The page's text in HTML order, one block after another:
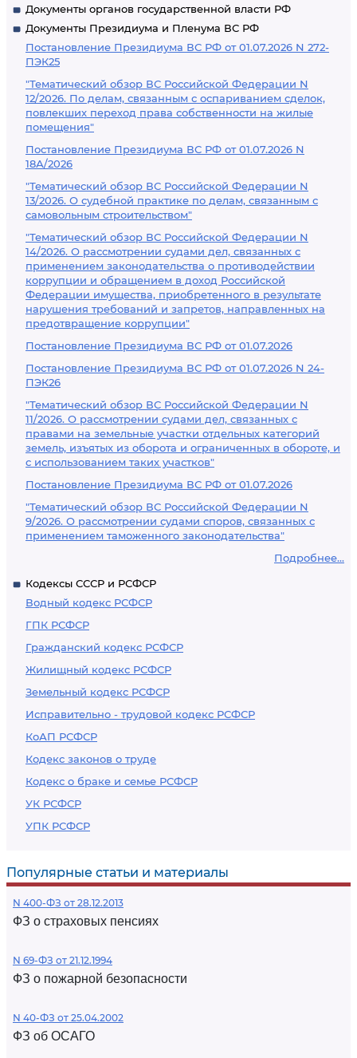
Документы органов государственной власти РФ
Документы Президиума и Пленума ВС РФ
Постановление Президиума ВС РФ от 01.07.2026 N 272-
ПЭК25
"Тематический обзор ВС Российской Федерации N
12/2026. По делам, связанным с оспариванием сделок,
повлекших переход права собственности на жилые
помещения"
Постановление Президиума ВС РФ от 01.07.2026 N
18А/2026
"Тематический обзор ВС Российской Федерации N
13/2026. О судебной практике по делам, связанным с
самовольным строительством"
"Тематический обзор ВС Российской Федерации N
14/2026. О рассмотрении судами дел, связанных с
применением законодательства о противодействии
коррупции и обращением в доход Российской
Федерации имущества, приобретенного в результате
нарушения требований и запретов, направленных на
предотвращение коррупции"
Постановление Президиума ВС РФ от 01.07.2026
Постановление Президиума ВС РФ от 01.07.2026 N 24-
ПЭК26
"Тематический обзор ВС Российской Федерации N
11/2026. О рассмотрении судами дел, связанных с
правами на земельные участки отдельных категорий
земель, изъятых из оборота и ограниченных в обороте, и
с использованием таких участков"
Постановление Президиума ВС РФ от 01.07.2026
"Тематический обзор ВС Российской Федерации N
9/2026. О рассмотрении судами споров, связанных с
применением таможенного законодательства"
Подробнее...
Кодексы СССР и РСФСР
Водный кодекс РСФСР
ГПК РСФСР
Гражданский кодекс РСФСР
Жилищный кодекс РСФСР
Земельный кодекс РСФСР
Исправительно - трудовой кодекс РСФСР
КоАП РСФСР
Кодекс законов о труде
Кодекс о браке и семье РСФСР
УК РСФСР
УПК РСФСР
Популярные статьи и материалы
N 400-ФЗ от 28.12.2013
ФЗ о страховых пенсиях
N 69-ФЗ от 21.12.1994
ФЗ о пожарной безопасности
N 40-ФЗ от 25.04.2002
ФЗ об ОСАГО